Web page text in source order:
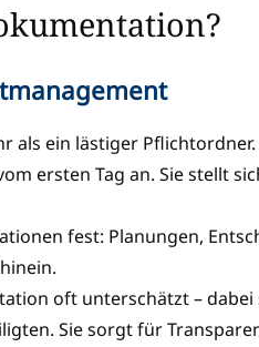
ein lästiger
ersten Tag an. Sie stellt
fest: Planungen,
oft unterschätzt –
Sie sorgt für